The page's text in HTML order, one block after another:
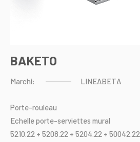
BAKETO
Marchi: LINEABETA
Porte-rouleau
Echelleporte-serviettes mural
5210.22 + 5208.22 + 5204.22 + 50042.22